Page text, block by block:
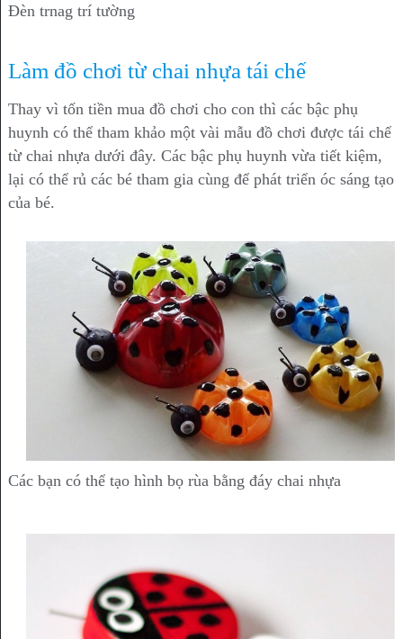
Đèn trnag trí tường
Làm đồ chơi từ chai nhựa tái chế
Thay vì tốn tiền mua đồ chơi cho con thì các bậc phụ
huynh có thể tham khảo một vài mẫu đồ chơi được tái chế
từ chai nhựa dưới đây. Các bậc phụ huynh vừa tiết kiệm,
lại có thể rủ các bé tham gia cùng để phát triển óc sáng tạo
của bé.
Các bạn có thể tạo hình bọ rùa bằng đáy chai nhựa